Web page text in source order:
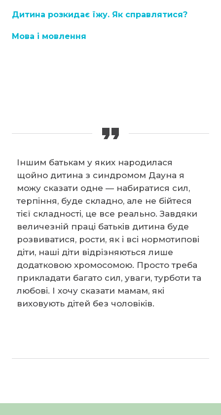
Дитина розкидає їжу. Як справлятися?
Мова і мовлення
Іншим батькам у яких народилася
щойно дитина з синдромом Дауна я
можу сказати одне — набиратися сил,
терпіння, буде складно, але не бійтеся
тієї складності, це все реально. Завдяки
величезній праці батьків дитина буде
розвиватися, рости, як і всі нормотипові
діти, наші діти відрізняються лише
додатковою хромосомою. Просто треба
прикладати багато сил, уваги, турботи та
любові. І хочу сказати мамам, які
виховують дітей без чоловіків.